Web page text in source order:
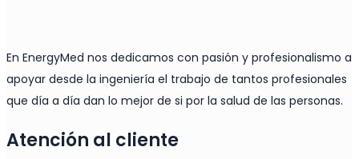
En EnergyMed nos dedicamos con pasión y profesionalismo a
apoyar desde la ingeniería el trabajo de tantos profesionales
que día a día dan lo mejor de si por la salud de las personas.
Atención al cliente